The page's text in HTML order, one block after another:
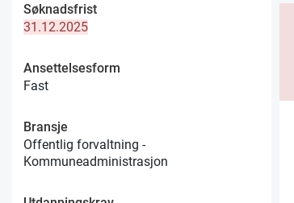
Søknadsfrist
31.12.2025
Ansettelsesform
Fast
Bransje
Offentlig forvaltning -
Kommuneadministrasjon